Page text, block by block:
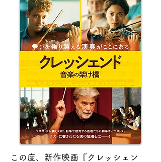
この度、新作映画『クレッシェン